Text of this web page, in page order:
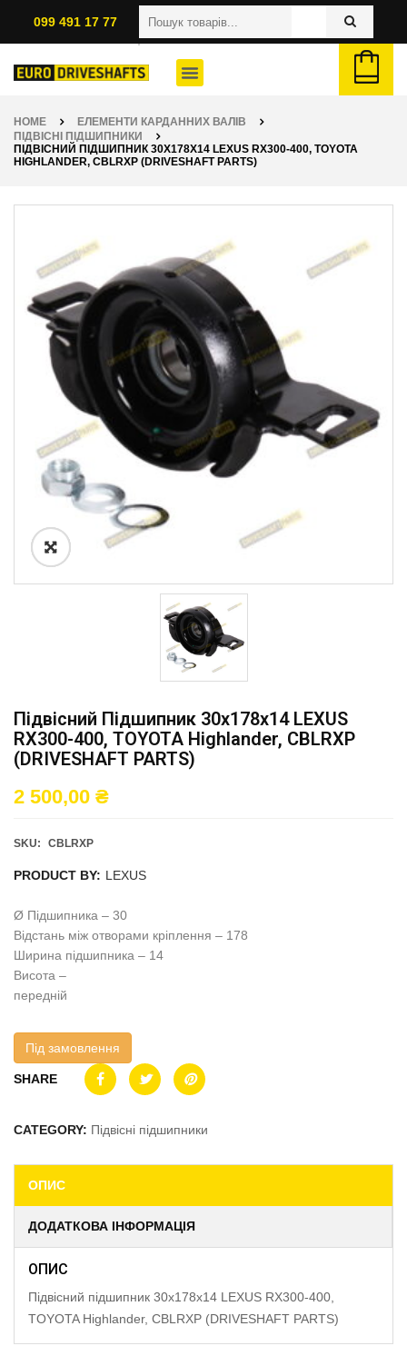
099 491 17 77
HOME
ЕЛЕМЕНТИ КАРДАННИХ ВАЛІВ
ПІДВІСНІ ПІДШИПНИКИ
ПІДВІСНИЙ ПІДШИПНИК 30X178X14 LEXUS RX300-400, TOYOTA
HIGHLANDER, CBLRXP (DRIVESHAFT PARTS)
Підвісний Підшипник 30x178x14 LEXUS
RX300-400, TOYOTA Highlander, CBLRXP
(DRIVESHAFT PARTS)
2 500,00 ₴
SKU: CBLRXP
PRODUCT BY: LEXUS
Ø Підшипника – 30
Відстань між отворами кріплення – 178
Ширина підшипника – 14
Висота –
передній
Під замовлення
SHARE
CATEGORY: Підвісні підшипники
ОПИС
ДОДАТКОВА ІНФОРМАЦІЯ
ОПИС
Підвісний підшипник 30x178x14 LEXUS RX300-400,
TOYOTA Highlander, CBLRXP (DRIVESHAFT PARTS)